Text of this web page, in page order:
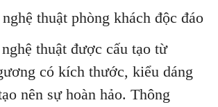
thuật phòng khách độc đáo
thuật được cấu tạo từ
có kích thước, kiểu dáng
nên sự hoàn hảo. Thông